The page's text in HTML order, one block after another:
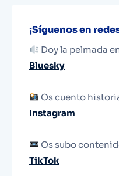
¡Síguenos en
Doy la pelmada
Bluesky
Os cuento
Instagram
Os subo
TikTok